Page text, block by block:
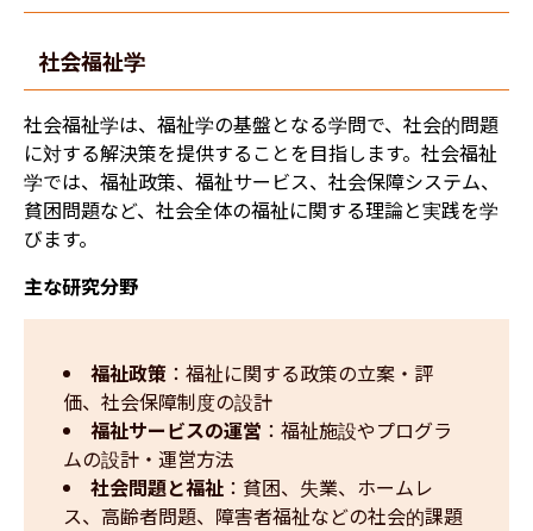
社会福祉学
社会福祉学は、福祉学の基盤となる学問で、社会的問題
に対する解決策を提供することを目指します。社会福祉
学では、福祉政策、福祉サービス、社会保障システム、
貧困問題など、社会全体の福祉に関する理論と実践を学
びます。
主な研究分野
福祉政策 ：福祉に関する政策の立案・評
価、社会保障制度の設計
福祉サービスの運営 ：福祉施設やプログラ
ムの設計・運営方法
社会問題と福祉 ：貧困、失業、ホームレ
ス、高齢者問題、障害者福祉などの社会的課題